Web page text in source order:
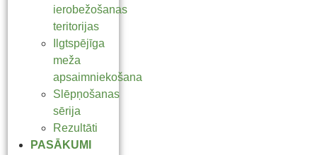
ierobežošanas
teritorijas
Ilgtspējīga
meža
apsaimniekošana
Slēpņošanas
sērija
Rezultāti
PASĀKUMI